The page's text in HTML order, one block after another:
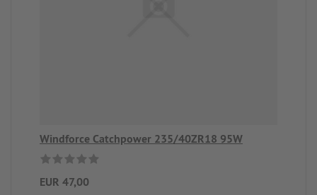
Windforce Catchpower 235/40ZR18 95W
EUR 47,00